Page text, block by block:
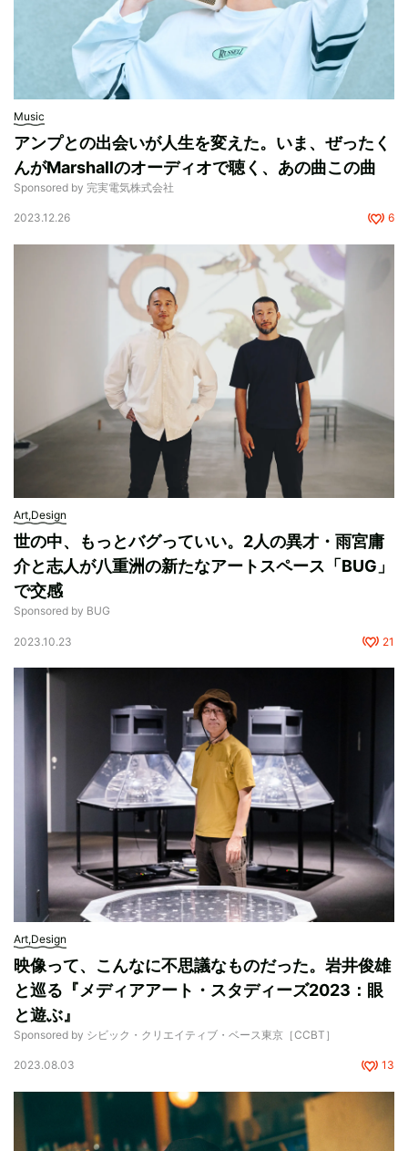
Music
アンプとの出会いが人生を変えた。いま、ぜったく
んがMarshallのオーディオで聴く、あの曲この曲
Sponsored by 完実電気株式会社
2023.12.26 6
Art,Design
世の中、もっとバグっていい。2人の異才・雨宮庸
介と志人が八重洲の新たなアートスペース「BUG」
で交感
Sponsored by BUG
2023.10.23 21
Art,Design
映像って、こんなに不思議なものだった。岩井俊雄
と巡る『メディアアート・スタディーズ2023：眼
と遊ぶ』
Sponsored by シビック・クリエイティブ・ベース東京［CCBT］
2023.08.03 13